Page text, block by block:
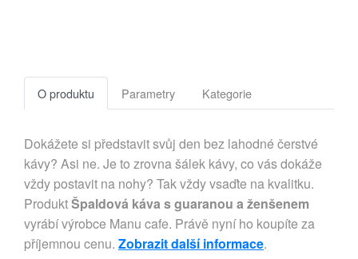
O produktu Parametry Kategorie
Dokážete si představit svůj den bez lahodné čerstvé
kávy? Asi ne. Je to zrovna šálek kávy, co vás dokáže
vždy postavit na nohy? Tak vždy vsaďte na kvalitku.
ProduktŠpaldová káva s guaranou a ženšenem
vyrábí výrobce Manu cafe. Právě nyní ho koupíte za
příjemnou cenu. Zobrazit další informace.